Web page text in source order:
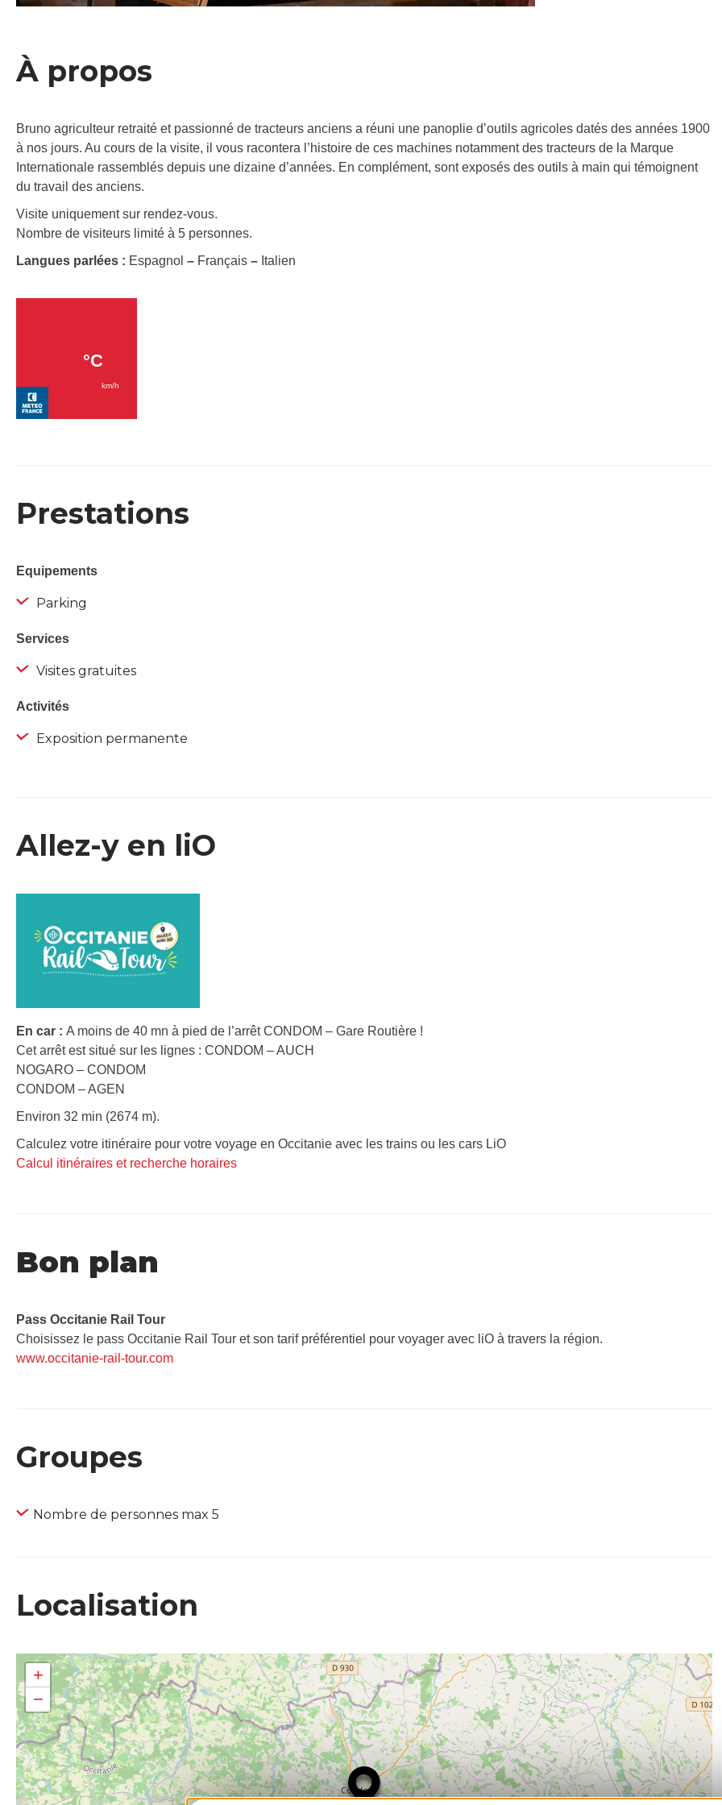
À propos
Bruno agriculteur retraité et passionné de tracteurs anciens a réuni une panoplie d’outils agricoles datés des années 1900
à nos jours. Au cours de la visite, il vous racontera l’histoire de ces machines notamment des tracteurs de la Marque
Internationale rassemblés depuis une dizaine d’années. En complément, sont exposés des outils à main qui témoignent
du travail des anciens.
Visite uniquement sur rendez-vous.
Nombre de visiteurs limité à 5 personnes.
Langues parlées : Espagnol – Français – Italien
Prestations
Equipements
Parking
Services
Visites gratuites
Activités
Exposition permanente
Allez-y en liO
En car : A moins de 40 mn à pied de l’arrêt CONDOM – Gare Routière !
Cet arrêt est situé sur les lignes : CONDOM – AUCH
NOGARO – CONDOM
CONDOM – AGEN
Environ 32 min (2674 m).
Calculez votre itinéraire pour votre voyage en Occitanie avec les trains ou les cars LiO
Calcul itinéraires et recherche horaires
Bon plan
Pass Occitanie Rail Tour​
Choisissez le pass Occitanie Rail Tour et son tarif préférentiel pour voyager avec liO à travers la région.
www.occitanie-rail-tour.com
Groupes
Nombre de personnes max 5
Localisation
+
−